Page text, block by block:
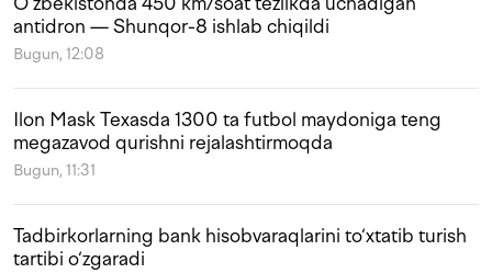
antidron — Shunqor-8 ishlab chiqildi
Bugun, 12:08
Ilon Mask Texasda 1300 ta futbol maydoniga teng
megazavod qurishni rejalashtirmoqda
Bugun, 11:31
Tadbirkorlarning bank hisobvaraqlarini to‘xtatib turish
tartibi o‘zgaradi